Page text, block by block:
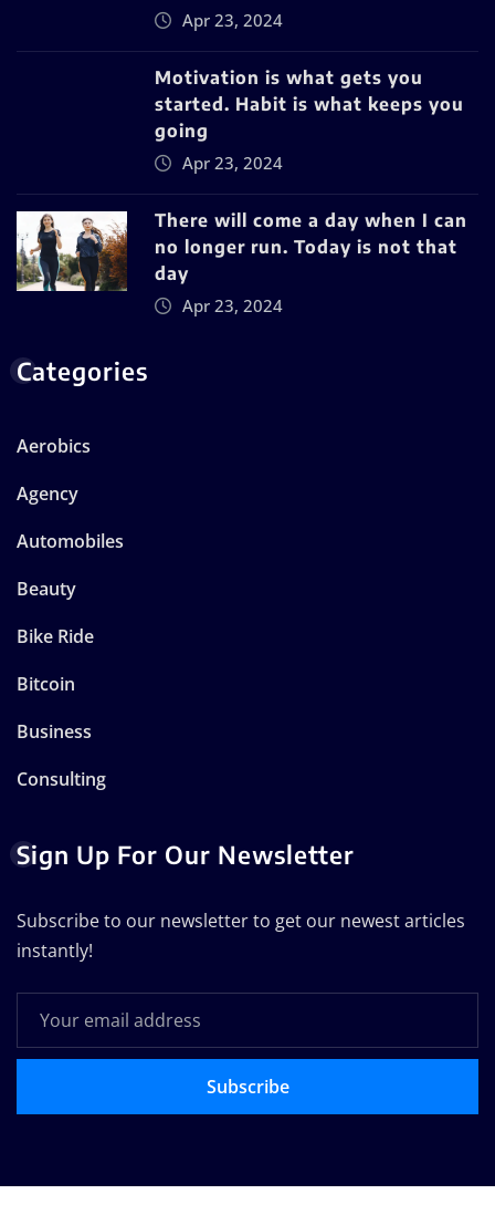
Apr 23, 2024
Motivation is what gets you
started. Habit is what keeps you
going
Apr 23, 2024
There will come a day when I can
no longer run. Today is not that
day
Apr 23, 2024
Categories
Aerobics
Agency
Automobiles
Beauty
Bike Ride
Bitcoin
Business
Consulting
Sign Up For Our Newsletter
Subscribe to our newsletter to get our newest articles
instantly!
Subscribe